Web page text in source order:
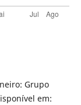
Grupo
em: